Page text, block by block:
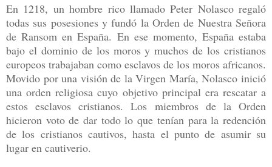
En 1218, un hombre rico llamado Peter Nolasco regaló
todas sus posesiones y fundó la Orden de Nuestra Señora
de Ransom en España. En ese momento, España estaba
bajo el dominio de los moros y muchos de los cristianos
europeos trabajaban como esclavos de los moros africanos.
Movido por una visión de la Virgen María, Nolasco inició
una orden religiosa cuyo objetivo principal era rescatar a
estos esclavos cristianos. Los miembros de la Orden
hicieron voto de dar todo lo que tenían para la redención
de los cristianos cautivos, hasta el punto de asumir su
lugar en cautiverio.